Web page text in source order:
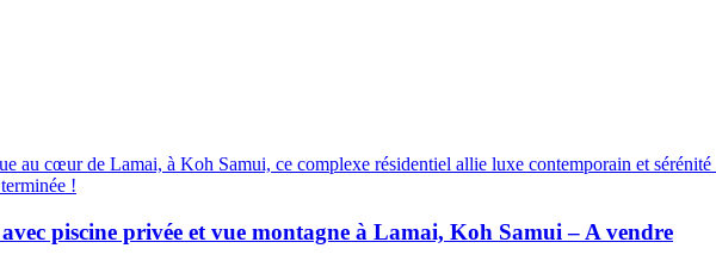
au cœur de Lamai, à Koh Samui, ce complexe résidentiel allie luxe contemporain et sérénité
!
piscine privée et vue montagne à Lamai, Koh Samui – A vendre